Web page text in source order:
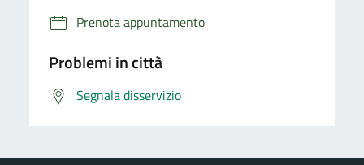
Prenota appuntamento
Problemi in città
Segnala disservizio